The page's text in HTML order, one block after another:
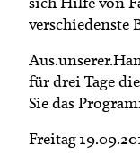
verschiedenste
für drei Tage
Sie das
Freitag